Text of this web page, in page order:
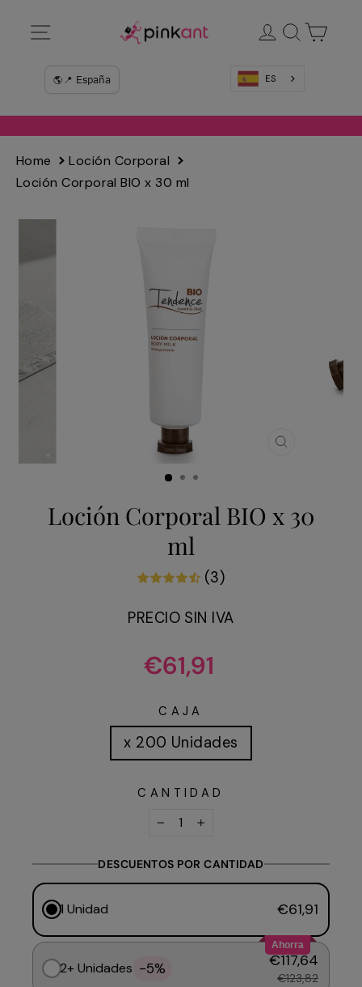
directamente
Ingresar
Buscar
ES
Home
Loción Corporal
Loción Corporal BIO x 30 ml
Loción Corporal BIO x 30
ml
(3)
PRECIO SIN IVA
Precio
habitual
€61,91
CAJA
x 200 Unidades
CANTIDAD
DESCUENTOS POR CANTIDAD
1 Unidad €61,91
Ahorra
2+ Unidades -5% €117,64
€123,82